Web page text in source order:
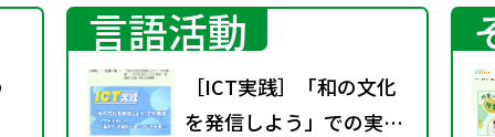
言語活動
［ICT実践］「和の文化
を発信しよう」での実